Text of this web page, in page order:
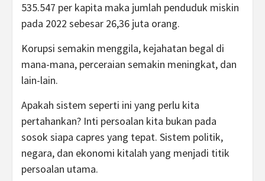
535.547 per kapita maka jumlah penduduk miskin
pada 2022 sebesar 26,36 juta orang.
Korupsi semakin menggila, kejahatan begal di
mana-mana, perceraian semakin meningkat, dan
lain-lain.
Apakah sistem seperti ini yang perlu kita
pertahankan? Inti persoalan kita bukan pada
sosok siapa capres yang tepat. Sistem politik,
negara, dan ekonomi kitalah yang menjadi titik
persoalan utama.